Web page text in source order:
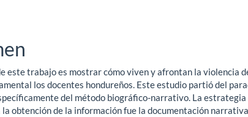
este trabajo es mostrar cómo viven y afrontan la violencia
los docentes hondureños. Este estudio partió del
del método biográfico-narrativo. La estrategia
obtención de la información fue la documentación